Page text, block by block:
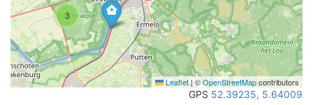
3
Leaflet |©OpenStreetMapcontributors
GPS 52.39235, 5.64009